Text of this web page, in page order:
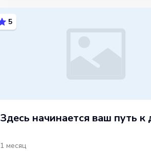
5
Здесь начинается ваш путь к
1 месяц